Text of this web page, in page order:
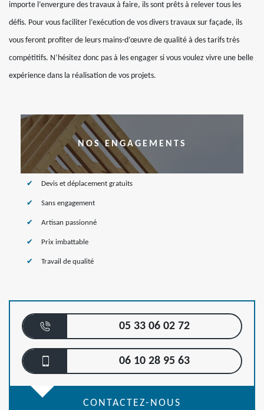
importe l’envergure des travaux à faire, ils sont prêts à relever tous les
défis. Pour vous faciliter l’exécution de vos divers travaux sur façade, ils
vous feront profiter de leurs mains-d’œuvre de qualité à des tarifs très
compétitifs. N’hésitez donc pas à les engager si vous voulez vivre une belle
expérience dans la réalisation de vos projets.
NOS ENGAGEMENTS
Devis et déplacement gratuits
Sans engagement
Artisan passionné
Prix imbattable
Travail de qualité
05 33 06 02 72
06 10 28 95 63
CONTACTEZ-NOUS